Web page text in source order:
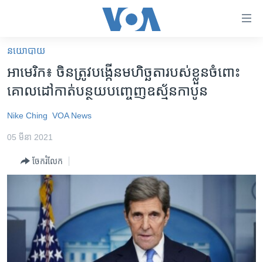
គេហទំព័រ​
ទាក់ទង
និង​
ទំព័រ​
និង​
ចូល​
កម្ពុជាច្នៃប្រតិដ្ឋ
ព្រឹត្តិការណ៍ព័ត៌មាន
ទូរទស្សន៍ / វីដេអូ​
វិទ្យុ / ផតខាសថ៍
កម្មវិធីទាំងអស់
នយោបាយ
អាមេរិក៖ ចិន​ត្រូវ​បង្កើន​មហិច្ឆតា​របស់​ខ្លួន​ចំពោះ​
គោលដៅ​កាត់​​បន្ថយ​​បញ្ចេញ​ឧស្ម័ន​កាបូន
Nike Ching VOA News
05 មីនា 2021
ចែករំលែក